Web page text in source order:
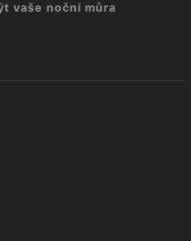
vaše noční můra